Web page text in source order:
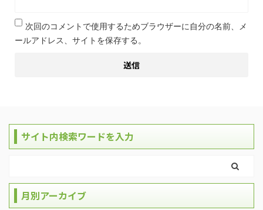
次回のコメントで使用するためブラウザーに自分の名前、メ
ールアドレス、サイトを保存する。
サイト内検索ワードを入力
月別アーカイブ